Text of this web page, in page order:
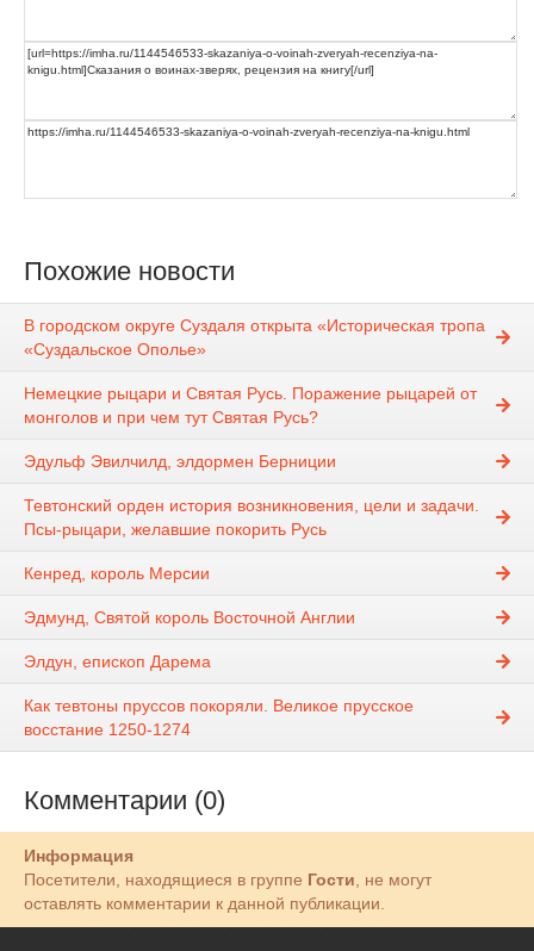
Похожие новости
В городском округе Суздаля открыта «Историческая тропа
«Суздальское Ополье»
Немецкие рыцари и Святая Русь. Поражение рыцарей от
монголов и при чем тут Святая Русь?
Эдульф Эвилчилд, элдормен Берниции
Тевтонский орден история возникновения, цели и задачи.
Псы-рыцари, желавшие покорить Русь
Кенред, король Мерсии
Эдмунд, Святой король Восточной Англии
Элдун, епископ Дарема
Как тевтоны пруссов покоряли. Великое прусское
восстание 1250-1274
Комментарии (0)
Информация
Посетители, находящиеся в группе Гости, не могут
оставлять комментарии к данной публикации.